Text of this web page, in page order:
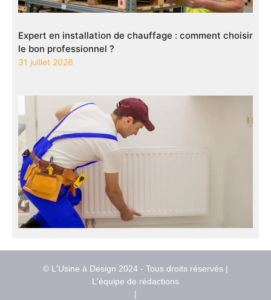
Expert en installation de chauffage : comment choisir
le bon professionnel ?
31 juillet 2026
© L'Usine à Design 2024 - Tous droits réservés |
L'équipe de rédactions
|